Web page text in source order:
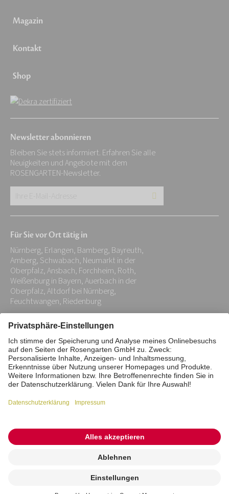
Magazin
Kontakt
Shop
Newsletter abonnieren
Bleiben Sie stets informiert. Erfahren Sie alle
Neuigkeiten und Angebote mit dem
ROSENGARTEN-Newsletter.
Adresse:
*
Für Sie vor Ort tätig in
Nürnberg, Erlangen, Bamberg, Bayreuth,
Amberg, Schwabach, Neumarkt in der
Oberpfalz, Ansbach, Forchheim, Roth,
Weißenburg in Bayern, Auerbach in der
Oberpfalz, Altdorf bei Nürnberg,
Feuchtwangen, Riedenburg
Impressum Datenschutz
Stiftung
Interne Meldestelle
Zahlungsmittel
Barrierefreiheitserklärung
Vertrag widerrufen
© 2026 ROSENGARTEN-Tierbestattung